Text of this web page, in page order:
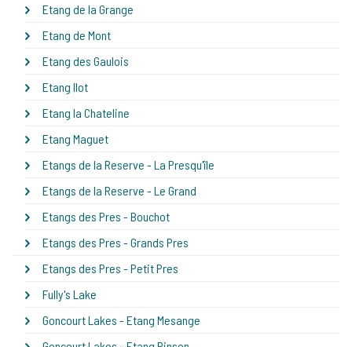
Etang de la Grange
Etang de Mont
Etang des Gaulois
Etang Ilot
Etang la Chateline
Etang Maguet
Etangs de la Reserve - La Presqu'île
Etangs de la Reserve - Le Grand
Etangs des Pres - Bouchot
Etangs des Pres - Grands Pres
Etangs des Pres - Petit Pres
Fully's Lake
Goncourt Lakes - Etang Mesange